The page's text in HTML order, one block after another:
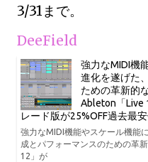
3/31まで。
DeeField
強力なMIDI機
進化を遂げた
ための革新的
Ableton「Live
レード版が25%OFF過去最安
強力なMIDI機能やスケール機能
成とパフォーマンスのための革
12」が